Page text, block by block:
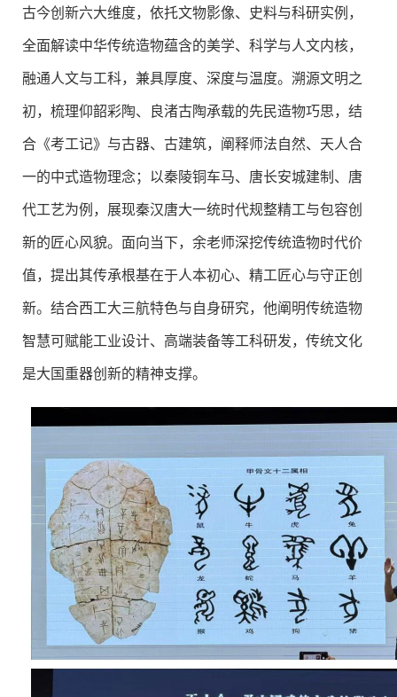
古今创新六大维度，依托文物影像、史料与科研实例，
全面解读中华传统造物蕴含的美学、科学与人文内核，
融通人文与工科，兼具厚度、深度与温度。溯源文明之
初，梳理仰韶彩陶、良渚古陶承载的先民造物巧思，结
合《考工记》与古器、古建筑，阐释师法自然、天人合
一的中式造物理念；以秦陵铜车马、唐长安城建制、唐
代工艺为例，展现秦汉唐大一统时代规整精工与包容创
新的匠心风貌。面向当下，余老师深挖传统造物时代价
值，提出其传承根基在于人本初心、精工匠心与守正创
新。结合西工大三航特色与自身研究，他阐明传统造物
智慧可赋能工业设计、高端装备等工科研发，传统文化
是大国重器创新的精神支撑。